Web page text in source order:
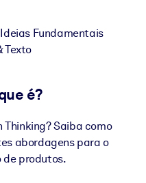
conhecimento confiável e
Fundamentais
Texto
é?
Thinking? Saiba como
abordagens para o
de produtos.